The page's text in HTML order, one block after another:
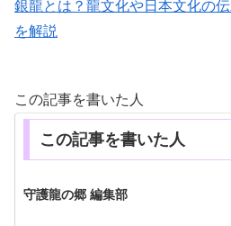
銀龍とは？龍文化や日本文化の
を解説
この記事を書いた人
この記事を書いた人
守護龍の郷 編集部